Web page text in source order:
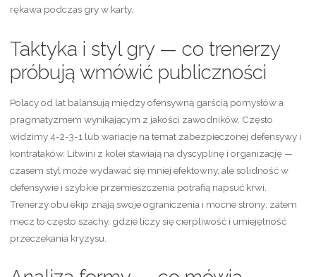
rękawa podczas gry w karty.
Taktyka i styl gry — co trenerzy
próbują wmówić publiczności
Polacy od lat balansują między ofensywną garścią pomysłów a
pragmatyzmem wynikającym z jakości zawodników. Często
widzimy 4-2-3-1 lub wariacje na temat zabezpieczonej defensywy i
kontrataków. Litwini z kolei stawiają na dyscyplinę i organizację —
czasem styl może wydawać się mniej efektowny, ale solidność w
defensywie i szybkie przemieszczenia potrafią napsuć krwi.
Trenerzy obu ekip znają swoje ograniczenia i mocne strony; zatem
mecz to często szachy, gdzie liczy się cierpliwość i umiejętność
przeczekania kryzysu.